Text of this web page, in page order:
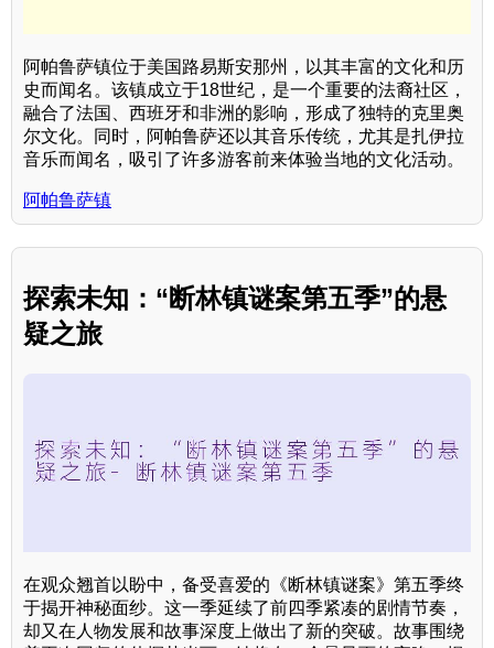
阿帕鲁萨镇位于美国路易斯安那州，以其丰富的文化和历
史而闻名。该镇成立于18世纪，是一个重要的法裔社区，
融合了法国、西班牙和非洲的影响，形成了独特的克里奥
尔文化。同时，阿帕鲁萨还以其音乐传统，尤其是扎伊拉
音乐而闻名，吸引了许多游客前来体验当地的文化活动。
阿帕鲁萨镇
探索未知：“断林镇谜案第五季”的悬
疑之旅
在观众翘首以盼中，备受喜爱的《断林镇谜案》第五季终
于揭开神秘面纱。这一季延续了前四季紧凑的剧情节奏，
却又在人物发展和故事深度上做出了新的突破。故事围绕